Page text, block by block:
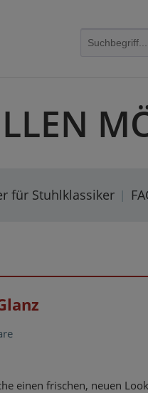
für Stuhlklassiker
einen frischen, neuen